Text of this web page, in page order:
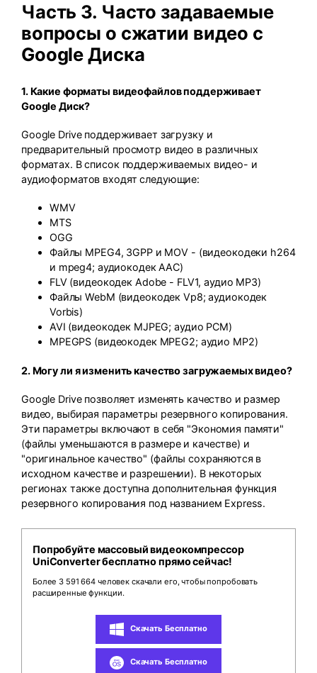
Часть 3. Часто задаваемые
вопросы о сжатии видео с
Google Диска
1. Какие форматы видеофайлов поддерживает
Google Диск?
Google Drive поддерживает загрузку и
предварительный просмотр видео в различных
форматах. В список поддерживаемых видео- и
аудиоформатов входят следующие:
WMV
MTS
OGG
Файлы MPEG4, 3GPP и MOV - (видеокодеки h264
и mpeg4; аудиокодек AAC)
FLV (видеокодек Adobe - FLV1, аудио MP3)
Файлы WebM (видеокодек Vp8; аудиокодек
Vorbis)
AVI (видеокодек MJPEG; аудио PCM)
MPEGPS (видеокодек MPEG2; аудио MP2)
2. Могу ли я изменить качество загружаемых видео?
Google Drive позволяет изменять качество и размер
видео, выбирая параметры резервного копирования.
Эти параметры включают в себя "Экономия памяти"
(файлы уменьшаются в размере и качестве) и
"оригинальное качество" (файлы сохраняются в
исходном качестве и разрешении). В некоторых
регионах также доступна дополнительная функция
резервного копирования под названием Express.
Попробуйте массовый видеокомпрессор
UniConverter бесплатно прямо сейчас!
Более 3 591 664 человек скачали его, чтобы попробовать
расширенные функции.
Скачать Бесплатно
Скачать Бесплатно